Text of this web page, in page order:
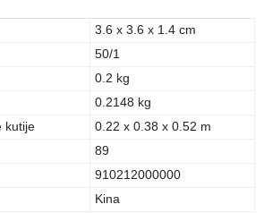
3.6 x 3.6 x 1.4 cm
50/1
0.2 kg
0.2148 kg
kutije
0.22 x 0.38 x 0.52 m
89
910212000000
Kina